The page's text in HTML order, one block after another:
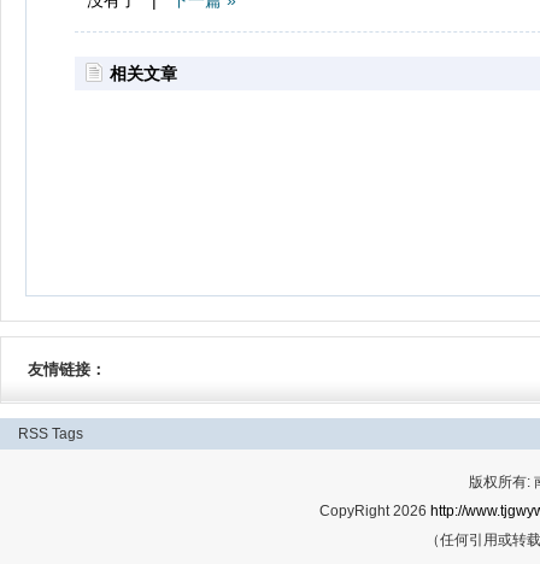
相关文章
友情链接：
RSS Tags
版权所有:
CopyRight 2026 http://
（任何引用或转